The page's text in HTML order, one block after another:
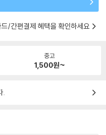
/간편결제 혜택을 확인하세요
중고
1,500원~
.